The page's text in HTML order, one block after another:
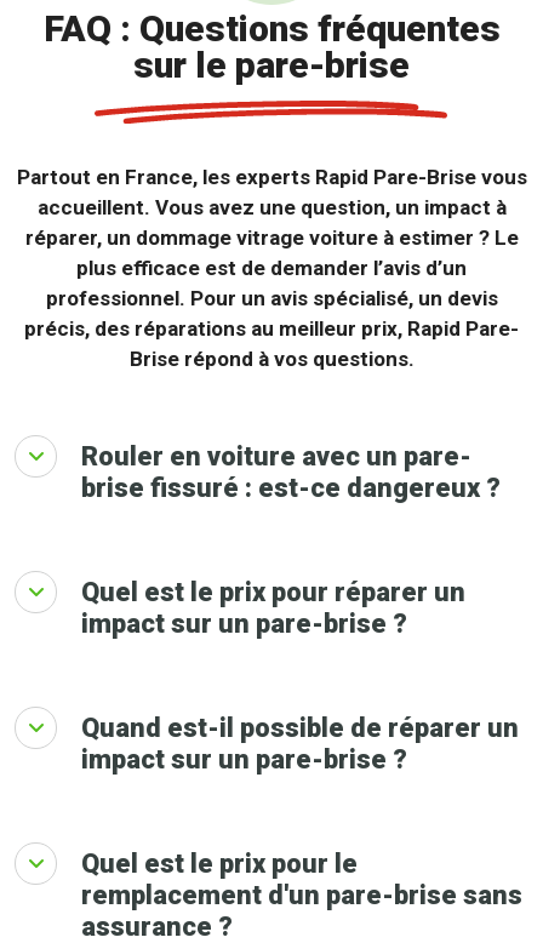
FAQ : Questions fréquentes
sur le pare-brise
Partout en France, les experts Rapid Pare-Brise vous
accueillent. Vous avez une question, un impact à
réparer, un dommage vitrage voiture à estimer ? Le
plus efficace est de demander l’avis d’un
professionnel. Pour un avis spécialisé, un devis
précis, des réparations au meilleur prix, Rapid Pare-
Brise répond à vos questions.
Rouler en voiture avec un pare-
brise fissuré : est-ce dangereux ?
Quel est le prix pour réparer un
impact sur un pare-brise ?
Quand est-il possible de réparer un
impact sur un pare-brise ?
Quel est le prix pour le
remplacement d'un pare-brise sans
assurance ?